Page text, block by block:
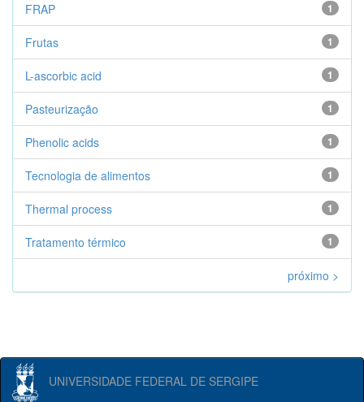
1
FRAP
1
Frutas
1
L-ascorbic acid
1
Pasteurização
1
Phenolic acids
1
Tecnologia de alimentos
1
Thermal process
1
Tratamento térmico
próximo >
UNIVERSIDADE FEDERAL DE SERGIPE